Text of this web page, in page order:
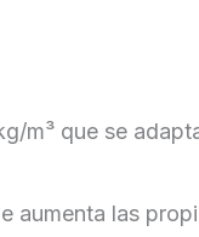
m³ que se
aumenta las